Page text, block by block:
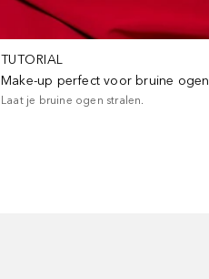
TUTORIAL
Make-up perfect voor bruine ogen
Laat je bruine ogen stralen.